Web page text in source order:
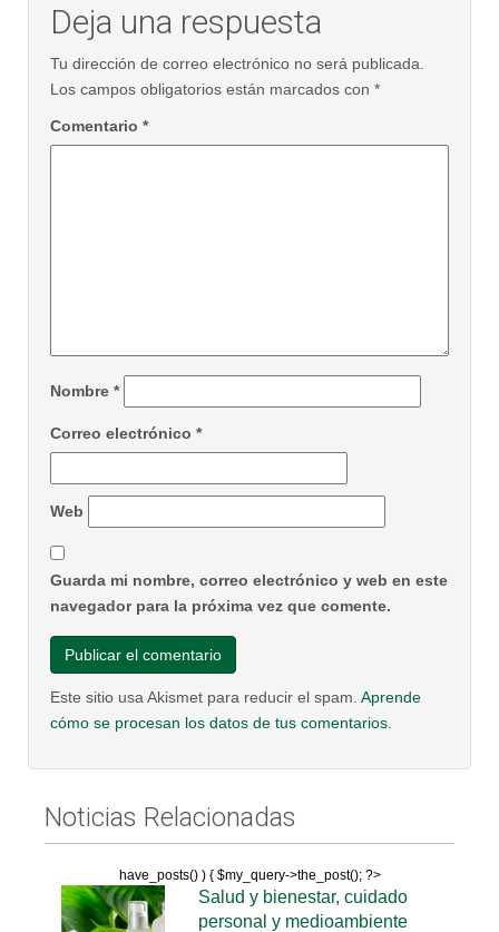
Deja una respuesta
Tu dirección de correo electrónico no será publicada.
Los campos obligatorios están marcados con *
Comentario *
Nombre *
Correo electrónico *
Web
Guarda mi nombre, correo electrónico y web en este
navegador para la próxima vez que comente.
Este sitio usa Akismet para reducir el spam. Aprende
cómo se procesan los datos de tus comentarios.
Noticias Relacionadas
have_posts() ) { $my_query->the_post(); ?>
Salud y bienestar, cuidado
personal y medioambiente